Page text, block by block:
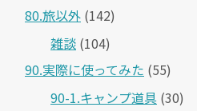
80.旅以外 (142)
雑談 (104)
90.実際に使ってみた (55)
90-1.キャンプ道具 (30)